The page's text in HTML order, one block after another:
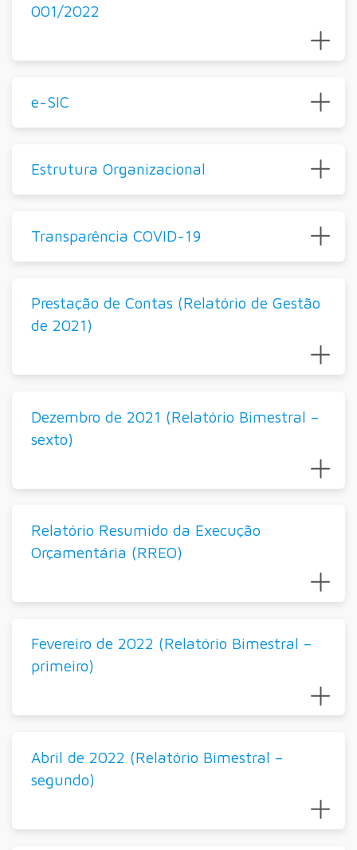
001/2022
e-SIC
Estrutura Organizacional
Transparência COVID-19
Prestação de Contas (Relatório de Gestão
de 2021)
Dezembro de 2021 (Relatório Bimestral –
sexto)
Relatório Resumido da Execução
Orçamentária (RREO)
Fevereiro de 2022 (Relatório Bimestral –
primeiro)
Abril de 2022 (Relatório Bimestral –
segundo)